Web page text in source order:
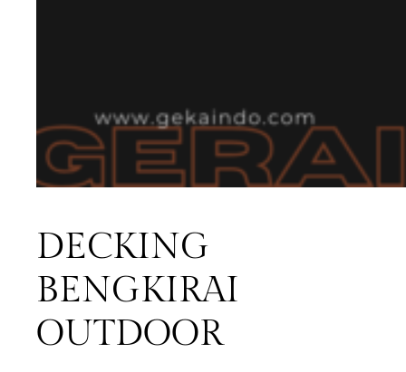
DECKING
BENGKIRAI
OUTDOOR